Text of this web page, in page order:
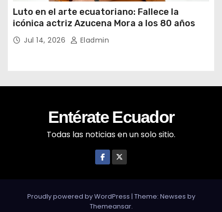
Luto en el arte ecuatoriano: Fallece la
icónica actriz Azucena Mora a los 80 años
Jul 14, 2026 Eladmin
Entérate Ecuador
Todas las noticias en un solo sitio.
Proudly powered by WordPress | Theme: Newses by
Themeansar.